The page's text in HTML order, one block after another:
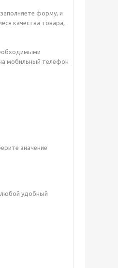
форму, и
качества товара,
мобильный телефон
значение
любой удобный